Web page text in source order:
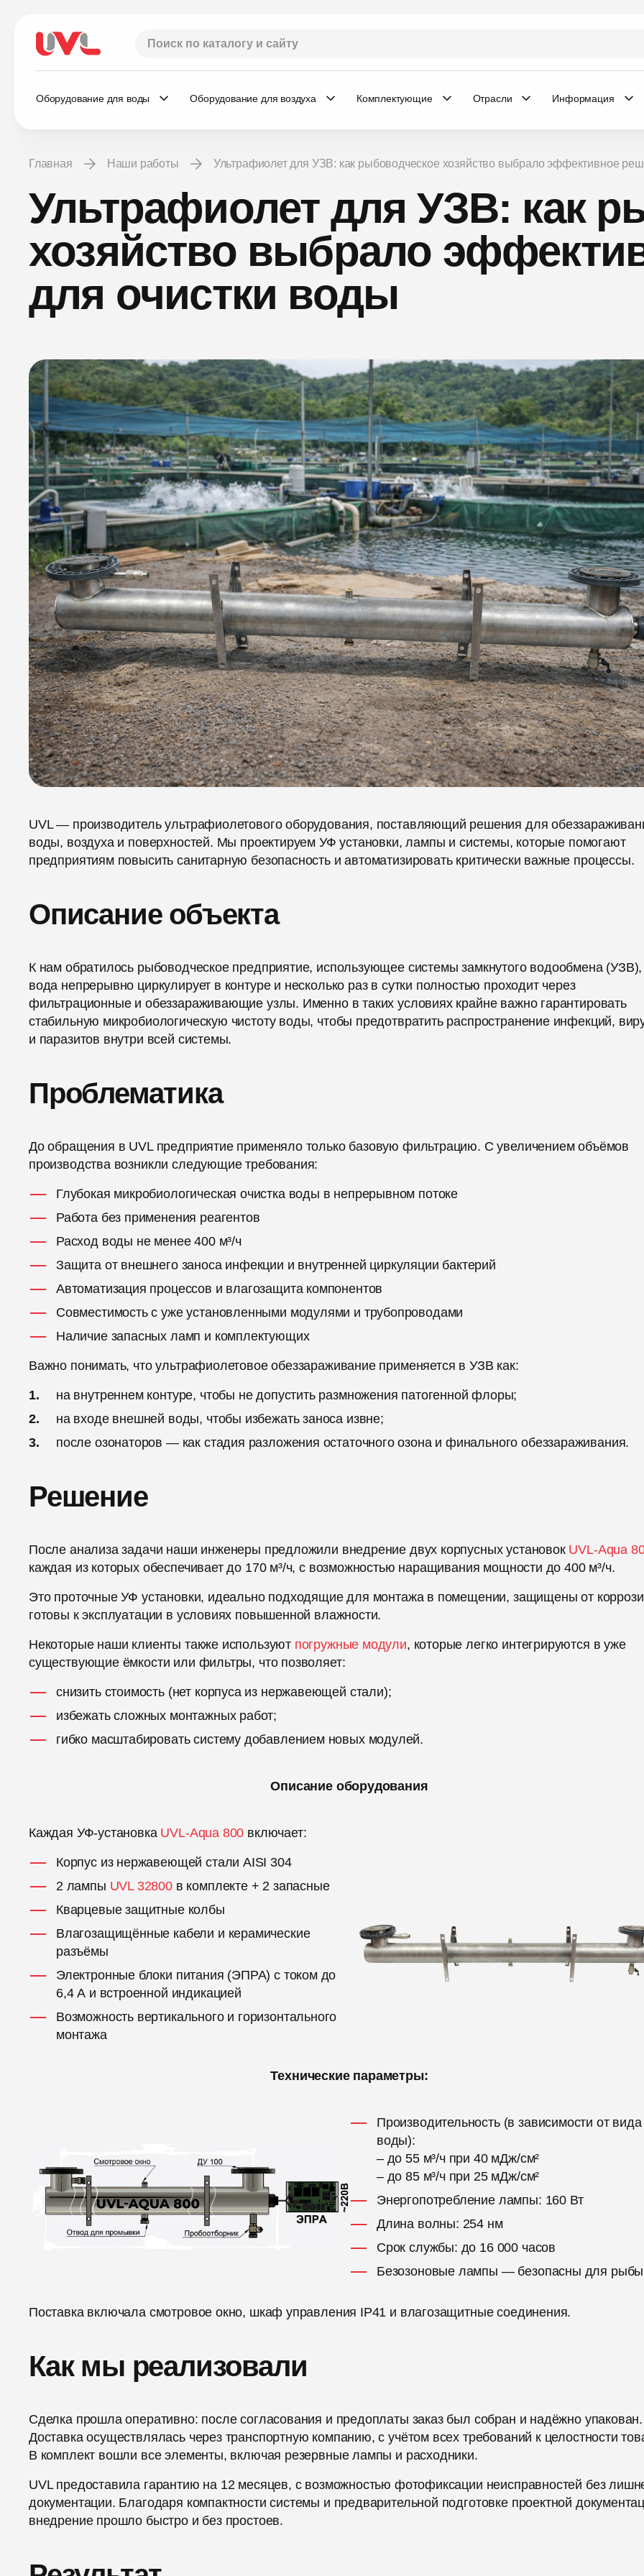
Оборудование для воды Оборудование для воздуха Комплектующие Отрасли Информация
Главная Наши работы Ультрафиолет для УЗВ: как рыбоводческое хозяйство выбрало эффективное
Ультрафиолет для УЗВ: как
хозяйство выбрало
для очистки воды
UVL — производитель ультрафиолетового оборудования, поставляющий решения для
воды, воздуха и поверхностей. Мы проектируем УФ установки, лампы и системы, которые помогают
предприятиям повысить санитарную безопасность и автоматизировать критически важные процессы.
Описание объекта
К нам обратилось рыбоводческое предприятие, использующее системы замкнутого водообмена (УЗВ),
вода непрерывно циркулирует в контуре и несколько раз в сутки полностью проходит через
фильтрационные и обеззараживающие узлы. Именно в таких условиях крайне важно гарантировать
стабильную микробиологическую чистоту воды, чтобы предотвратить распространение инфекций,
и паразитов внутри всей системы.
Проблематика
До обращения в UVL предприятие применяло только базовую фильтрацию. С увеличением объёмов
производства возникли следующие требования:
Глубокая микробиологическая очистка воды в непрерывном потоке
Работа без применения реагентов
Расход воды не менее 400 м³/ч
Защита от внешнего заноса инфекции и внутренней циркуляции бактерий
Автоматизация процессов и влагозащита компонентов
Совместимость с уже установленными модулями и трубопроводами
Наличие запасных ламп и комплектующих
Важно понимать, что ультрафиолетовое обеззараживание применяется в УЗВ как:
на внутреннем контуре, чтобы не допустить размножения патогенной флоры;
на входе внешней воды, чтобы избежать заноса извне;
после озонаторов — как стадия разложения остаточного озона и финального обеззараживания.
Решение
После анализа задачи наши инженеры предложили внедрение двух корпусных установок UVL-Aqua
каждая из которых обеспечивает до 170 м³/ч, с возможностью наращивания мощности до 400 м³/ч.
Это проточные УФ установки, идеально подходящие для монтажа в помещении, защищены от
готовы к эксплуатации в условиях повышенной влажности.
Некоторые наши клиенты также используют погружные модули, которые легко интегрируются в уже
существующие ёмкости или фильтры, что позволяет:
снизить стоимость (нет корпуса из нержавеющей стали);
избежать сложных монтажных работ;
гибко масштабировать систему добавлением новых модулей.
Описание оборудования
Каждая УФ-установка UVL-Aqua 800 включает:
Корпус из нержавеющей стали AISI 304
2 лампы UVL 32800в комплекте + 2 запасные
Кварцевые защитные колбы
Влагозащищённые кабели и керамические
разъёмы
Электронные блоки питания (ЭПРА) с током до
6,4 А и встроенной индикацией
Возможность вертикального и горизонтального
монтажа
Технические параметры:
Производительность (в зависимости от вида
воды):
– до 55 м³/ч при 40 мДж/см²
– до 85 м³/ч при 25 мДж/см²
Энергопотребление лампы: 160 Вт
Длина волны: 254 нм
Срок службы: до 16 000 часов
Безозоновые лампы — безопасны для рыбы
Поставка включала смотровое окно, шкаф управления IP41 и влагозащитные соединения.
Как мы реализовали
Сделка прошла оперативно: после согласования и предоплаты заказ был собран и надёжно упакован.
Доставка осуществлялась через транспортную компанию, с учётом всех требований к целостности
В комплект вошли все элементы, включая резервные лампы и расходники.
UVL предоставила гарантию на 12 месяцев, с возможностью фотофиксации неисправностей без
документации. Благодаря компактности системы и предварительной подготовке проектной
внедрение прошло быстро и без простоев.